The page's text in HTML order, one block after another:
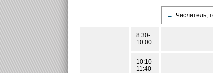
← Числитель,
8:30-
10:00
10:10-
11:40